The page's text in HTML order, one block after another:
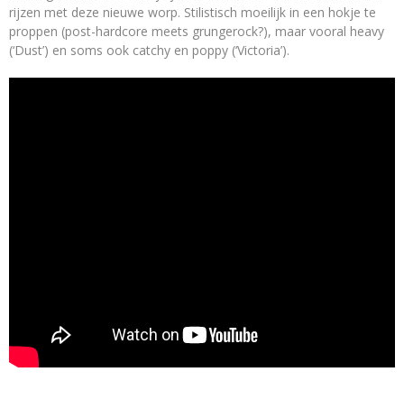
rijzen met deze nieuwe worp. Stilistisch moeilijk in een hokje te
proppen (post-hardcore meets grungerock?), maar vooral heavy
(‘Dust’) en soms ook catchy en poppy (‘Victoria’).